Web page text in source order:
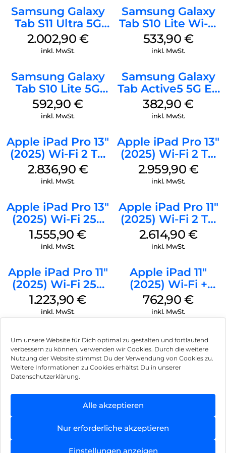
Um unsere Website für Dich optimal zu gestalten und fortlaufend
verbessern zu können, verwenden wir Cookies. Durch die weitere
Nutzung der Website stimmst Du der Verwendung von Cookies zu.
Weitere Informationen zu Cookies erhältst Du in unserer
Datenschutzerklärung.
Alle akzeptieren
Nur erforderliche akzeptieren
Einstellungen anzeigen
Samsung Galaxy
Tab S11 Ultra 5G
512 GB Gray
2.002,90 €
inkl. MwSt.
Samsung Galaxy
Tab S10 Lite Wi-Fi
256 GB Silver
533,90 €
inkl. MwSt.
Samsung Galaxy
Tab S10 Lite 5G
256 GB Gray
592,90€
inkl. MwSt.
Samsung Galaxy
Tab Active5 5G EE
128 GB Black
382,90€
inkl. MwSt.
Apple iPad Pro 13″
(2025) Wi-Fi 2 TB
Standardglas
Silber
2.836,90 €
inkl. MwSt.
Apple iPad Pro 13″
(2025) Wi-Fi 2 TB
Nanotexturglas
Silber
2.959,90 €
inkl. MwSt.
Apple iPad Pro 13″
(2025) Wi-Fi 256
GB Standardglas
Space Schwarz
1.555,90€
inkl. MwSt.
Apple iPad Pro 11″
(2025) Wi-Fi 2 TB
Nanotexturglas
Space Schwarz
2.614,90 €
inkl. MwSt.
Apple iPad Pro 11″
(2025) Wi-Fi 256
GB Standardglas
Space Schwarz
1.223,90€
inkl. MwSt.
Apple iPad 11″
(2025) Wi-Fi +
Cellular 256 GB
Silber
762,90€
inkl. MwSt.
Impressum
Hinweis zur Batterieentsorgung